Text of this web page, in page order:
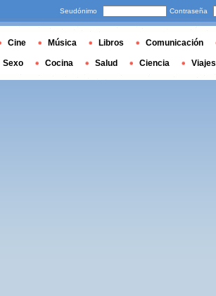
Seudónimo Contraseña
Cine Música Libros Comunicación
Sexo Cocina Salud Ciencia Viajes